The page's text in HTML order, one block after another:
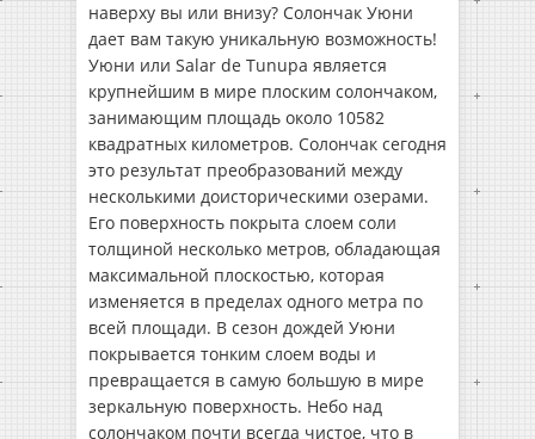
наверху вы или внизу? Солончак Уюни
дает вам такую ​​уникальную возможность!
Уюни или Salar de Tunupa является
крупнейшим в мире плоским солончаком,
занимающим площадь около 10582
квадратных километров. Солончак сегодня
это результат преобразований между
несколькими доисторическими озерами.
Его поверхность покрыта слоем соли
толщиной несколько метров, обладающая
максимальной плоскостью, которая
изменяется в пределах одного метра по
всей площади. В сезон дождей Уюни
покрывается тонким слоем воды и
превращается в самую большую в мире
зеркальную поверхность. Небо над
солончаком почти всегда чистое, что в